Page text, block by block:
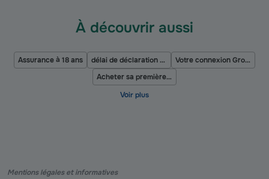
À découvrir aussi
Assurance à 18 ans délai de déclaration de sinistre
Votre connexion Groupama évolue
Acheter sa première voiture à 18 ans
Mentions légales et informatives